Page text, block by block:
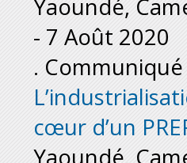
Yaoundé,
- 7 Août 2020
.
cœur d’un